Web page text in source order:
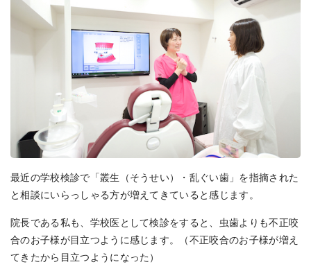
最近の学校検診で「叢生（そうせい）・乱ぐい歯」を指摘された
と相談にいらっしゃる方が増えてきていると感じます。
院長である私も、学校医として検診をすると、虫歯よりも不正咬
合のお子様が目立つように感じます。（不正咬合のお子様が増え
てきたから目立つようになった）